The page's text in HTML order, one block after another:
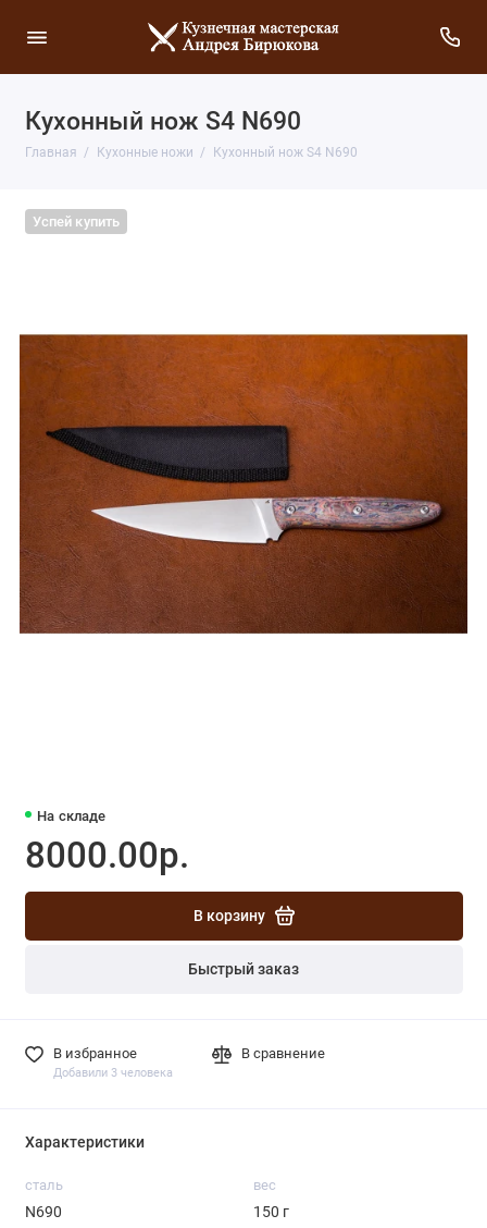
Кухонный нож S4 N690
Главная Кухонные ножи Кухонный нож S4 N690
Успей купить
На складе
8000.00р.
В корзину
Быстрый заказ
В избранное
Добавили 3 человека
В сравнение
Характеристики
сталь
N690
вес
150 г